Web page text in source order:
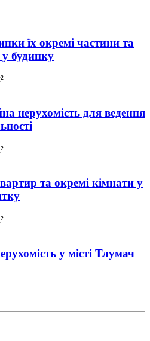
їх окремі частини та
у будинку
нерухомість для ведення
та окремі кімнати у
у місті Тлумач